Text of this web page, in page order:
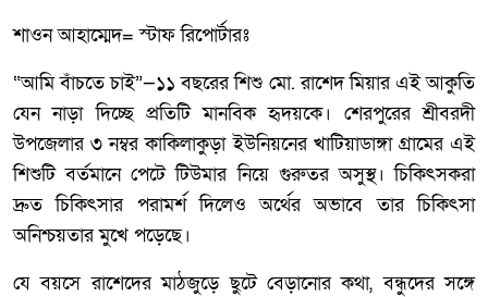
শাওন আহাম্মেদ= স্টাফ রিপোর্টারঃ
“আমি বাঁচতে চাই”—১১ বছরের শিশু মো. রাশেদ মিয়ার এই আকুতি
যেন নাড়া দিচ্ছে প্রতিটি মানবিক হৃদয়কে। শেরপুরের শ্রীবরদী
উপজেলার ৩ নম্বর কাকিলাকুড়া ইউনিয়নের খাটিয়াডাঙ্গা গ্রামের এই
শিশুটি বর্তমানে পেটে টিউমার নিয়ে গুরুতর অসুস্থ। চিকিৎসকরা
দ্রুত চিকিৎসার পরামর্শ দিলেও অর্থের অভাবে তার চিকিৎসা
অনিশ্চয়তার মুখে পড়েছে।
যে বয়সে রাশেদের মাঠজুড়ে ছুটে বেড়ানোর কথা, বন্ধুদের সঙ্গে